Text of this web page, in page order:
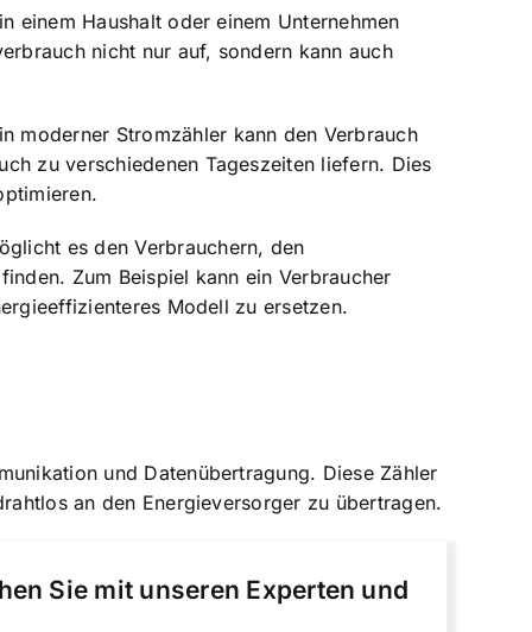
einem Haushalt oder einem Unternehmen
nicht nur auf, sondern kann auch
moderner Stromzähler kann den Verbrauch
zu verschiedenen Tageszeiten liefern. Dies
es den Verbrauchern, den
Zum Beispiel kann ein Verbraucher
Modell zu ersetzen.
und Datenübertragung. Diese Zähler
an den Energieversorger zu übertragen.
Sie mit unseren Experten und